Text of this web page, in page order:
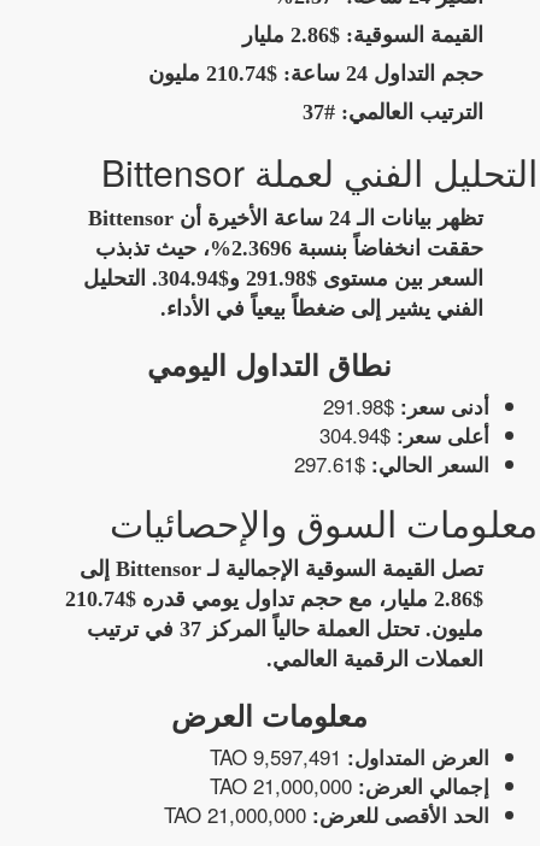
القيمة السوقية: $2.86 مليار
حجم التداول 24 ساعة:
$210.74 مليون
الترتيب العالمي: #37
التحليل الفني لعملة Bittensor
تظهر بيانات الـ 24 ساعة الأخيرة أن Bittensor
حققت انخفاضاً بنسبة 2.3696%، حيث تذبذب
السعر بين مستوى $291.98 و$304.94. التحليل
الفني يشير إلى ضغطاً بيعياً في الأداء.
نطاق التداول اليومي
أدنى سعر: $291.98
أعلى سعر: $304.94
السعر الحالي: $297.61
معلومات السوق والإحصائيات
تصل القيمة السوقية الإجمالية لـ Bittensor إلى
$2.86 مليار، مع حجم تداول يومي قدره $210.74
مليون. تحتل العملة حالياً المركز 37 في ترتيب
العملات الرقمية العالمي.
معلومات العرض
العرض المتداول:
إجمالي العرض: 21,000,000 TAO
الحد الأقصى للعرض: 21,000,000 TAO